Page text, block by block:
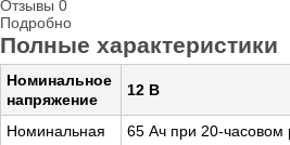
Отзывы 0
Подробно
Полные характеристики
Номинальное
напряжение
12 В
Номинальная
65 Ач при 20-часовом